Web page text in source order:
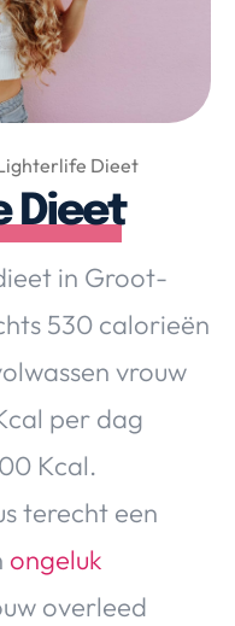
Gadgets
Huis & Tuin
Dieet
Dieet
in Groot-
530 calorieën
vrouw
per dag
Kcal.
terecht een
ongeluk
overleed